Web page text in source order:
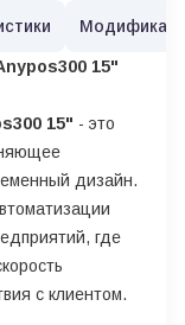
15"
15" - это
дизайн.
где
с клиентом.